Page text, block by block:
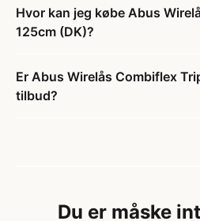
Hvor kan jeg købe Abus
125cm (DK)?
Er Abus Wirelås Combiflex
tilbud?
Du er måske